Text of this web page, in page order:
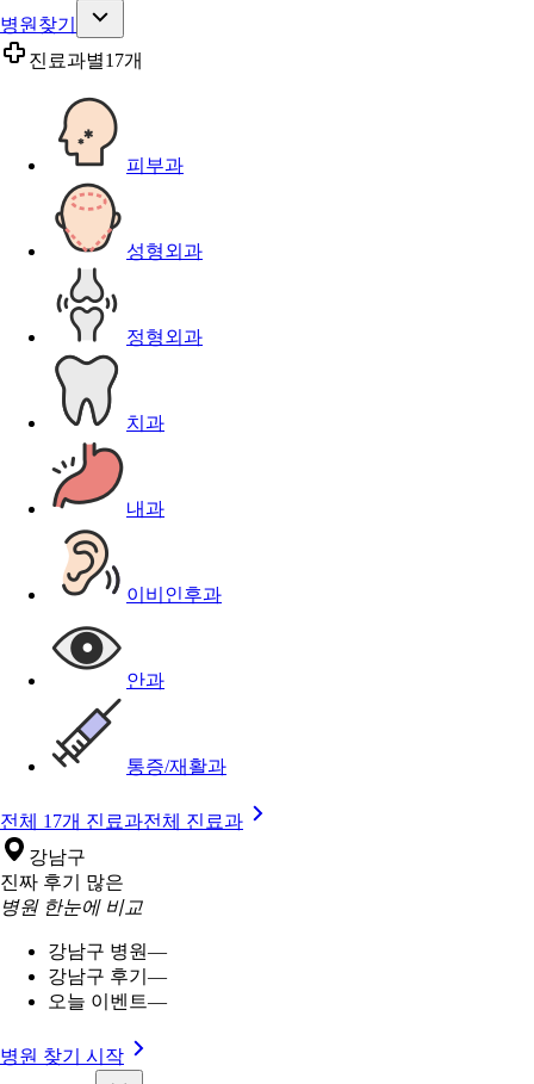
병원찾기
진료과별17개
피부과
성형외과
정형외과
치과
내과
이비인후과
안과
통증/재활과
전체 17개 진료과전체 진료과
강남구
진짜 후기 많은
병원 한눈에 비교
강남구 병원—
강남구 후기 —
오늘 이벤트—
병원 찾기 시작